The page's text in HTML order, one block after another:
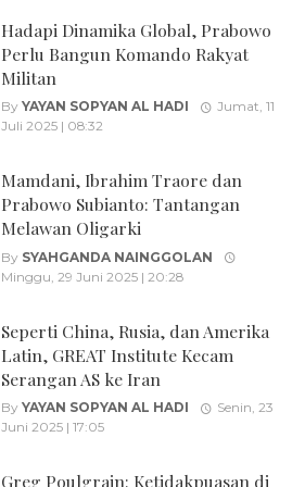
Hadapi Dinamika Global, Prabowo
Perlu Bangun Komando Rakyat
Militan
By YAYAN SOPYAN AL HADI
Jumat, 11
Juli 2025 | 08:32
Mamdani, Ibrahim Traore dan
Prabowo Subianto: Tantangan
Melawan Oligarki
By SYAHGANDA NAINGGOLAN
Minggu, 29 Juni 2025 | 20:28
Seperti China, Rusia, dan Amerika
Latin, GREAT Institute Kecam
Serangan AS ke Iran
By YAYAN SOPYAN AL HADI
Senin, 23
Juni 2025 | 17:05
Greg Poulgrain: Ketidakpuasan di